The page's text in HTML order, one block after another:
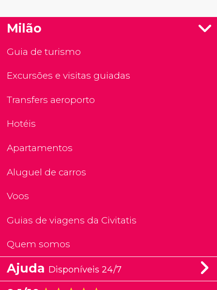
Milão
Guia de turismo
Excursões e visitas guiadas
Transfers aeroporto
Hotéis
Apartamentos
Aluguel de carros
Voos
Guias de viagens da Civitatis
Quem somos
Ajuda Disponíveis 24/7